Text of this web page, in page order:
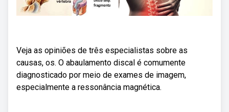
Veja as opiniões de três especialistas sobre as
causas, os. O abaulamento discal é comumente
diagnosticado por meio de exames de imagem,
especialmente a ressonância magnética.